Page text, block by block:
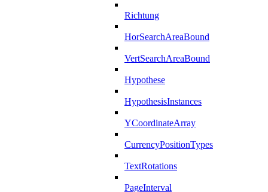
Richtung
HorSearchAreaBound
VertSearchAreaBound
Hypothese
HypothesisInstances
YCoordinateArray
CurrencyPositionTypes
TextRotations
PageInterval